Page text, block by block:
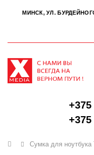
МИНСК, УЛ.
+375
+375
Главная
Cумка для